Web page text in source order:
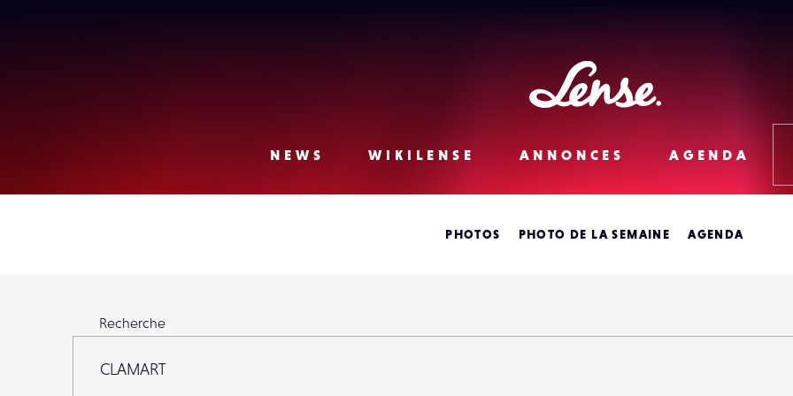
Lense
NEWS WIKILENSE ANNONCES AGENDA
PHOTOS PHOTO DE LA SEMAINE AGENDA
Recherche